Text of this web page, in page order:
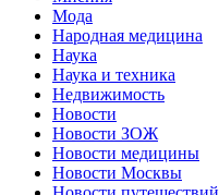
Мода
Народная медицина
Наука
Наука и техника
Недвижимость
Новости
Новости ЗОЖ
Новости медицины
Новости Москвы